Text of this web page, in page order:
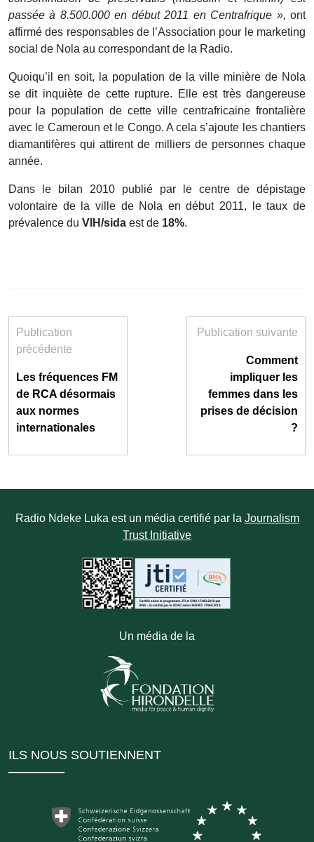
passée à 8.500.000 en début 2011 en Centrafrique », ont
affirmé des responsables de l’Association pour le marketing
social de Nola au correspondant de la Radio.
Quoiqu’il en soit, la population de la ville minière de Nola
se dit inquiète de cette rupture. Elle est très dangereuse
pour la population de cette ville centrafricaine frontalière
avec le Cameroun et le Congo. A cela s’ajoute les chantiers
diamantifères qui attirent de milliers de personnes chaque
année.
Dans le bilan 2010 publié par le centre de dépistage
volontaire de la ville de Nola en début 2011, le taux de
prévalence du VIH/sida est de 18%.
Publication
précédente
Les fréquences FM
de RCA désormais
aux normes
internationales
Publication suivante
Comment
impliquer les
femmes dans les
prises de décision
?
Radio Ndeke Luka est un média certifié par la Journalism
Trust Initiative
Un média de la
ILS NOUS SOUTIENNENT